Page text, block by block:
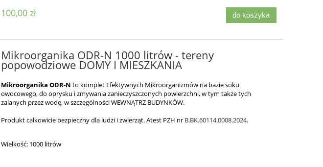
100,00 zł do koszyka
Mikroorganika ODR-N 1000 litrów - tereny
popowodziowe DOMY I MIESZKANIA
Mikroorganika ODR-N to komplet Efektywnych Mikroorganizmów na bazie soku
owocowego, do oprysku i zmywania zanieczyszczonych powierzchni, w tym także tych
zalanych przez wodę, w szczególności WEWNĄTRZ BUDYNKÓW.
Produkt całkowicie bezpieczny dla ludzi i zwierząt. Atest PZH nr B.BK.60114.0008.2024.
Wielkość: 1000 litrów